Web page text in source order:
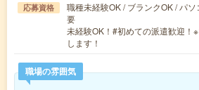
応募資格
職種未経験OK / ブランクOK / パ
要
未経験OK！#初めての派遣歓迎！
します！
職場の雰囲気